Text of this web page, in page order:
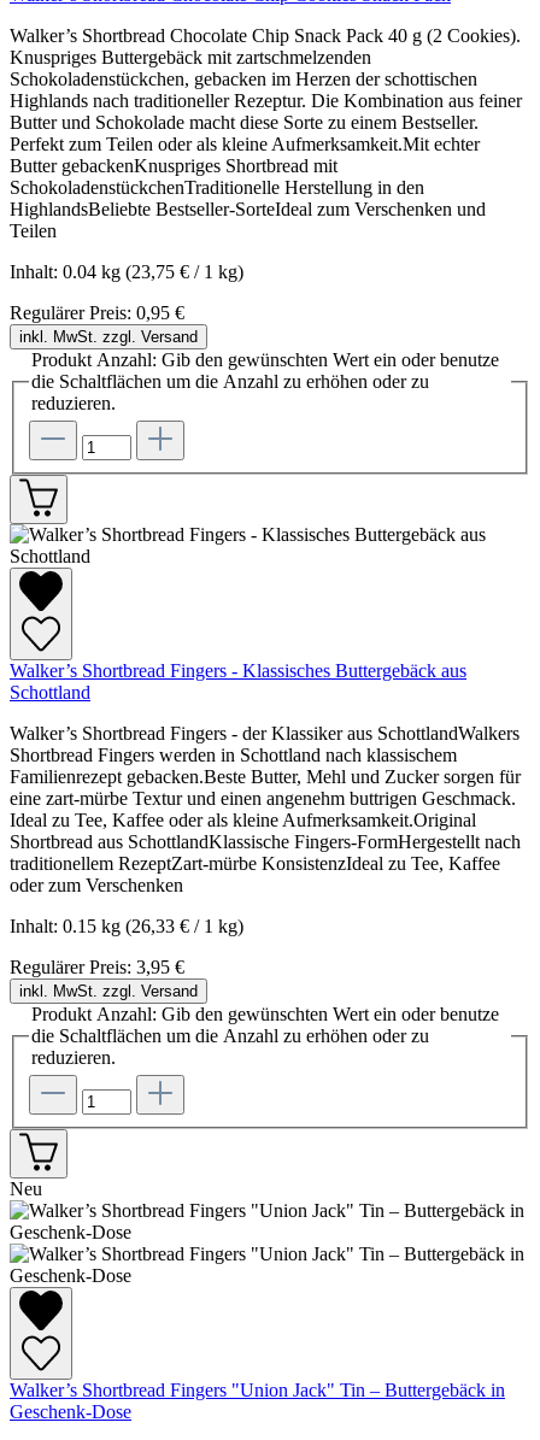
Walker’s Shortbread Chocolate Chip Snack Pack 40 g (2 Cookies).
Knuspriges Buttergebäck mit zartschmelzenden
Schokoladenstückchen, gebacken im Herzen der schottischen
Highlands nach traditioneller Rezeptur. Die Kombination aus feiner
Butter und Schokolade macht diese Sorte zu einem Bestseller.
Perfekt zum Teilen oder als kleine Aufmerksamkeit.Mit echter
Butter gebackenKnuspriges Shortbread mit
SchokoladenstückchenTraditionelle Herstellung in den
HighlandsBeliebte Bestseller-SorteIdeal zum Verschenken und
Teilen
Inhalt: 0.04 kg (23,75 € / 1 kg)
Regulärer Preis: 0,95 €
inkl. MwSt. zzgl. Versand
Produkt Anzahl: Gib den gewünschten Wert ein oder benutze
die Schaltflächen um die Anzahl zu erhöhen oder zu
reduzieren.
Walker’s Shortbread Fingers - Klassisches Buttergebäck aus
Schottland
Walker’s Shortbread Fingers - der Klassiker aus SchottlandWalkers
Shortbread Fingers werden in Schottland nach klassischem
Familienrezept gebacken.Beste Butter, Mehl und Zucker sorgen für
eine zart-mürbe Textur und einen angenehm buttrigen Geschmack.
Ideal zu Tee, Kaffee oder als kleine Aufmerksamkeit.Original
Shortbread aus SchottlandKlassische Fingers-FormHergestellt nach
traditionellem RezeptZart-mürbe KonsistenzIdeal zu Tee, Kaffee
oder zum Verschenken
Inhalt: 0.15 kg (26,33 € / 1 kg)
Regulärer Preis: 3,95 €
inkl. MwSt. zzgl. Versand
Produkt Anzahl: Gib den gewünschten Wert ein oder benutze
die Schaltflächen um die Anzahl zu erhöhen oder zu
reduzieren.
Neu
Walker’s Shortbread Fingers "Union Jack" Tin – Buttergebäck in
Geschenk-Dose